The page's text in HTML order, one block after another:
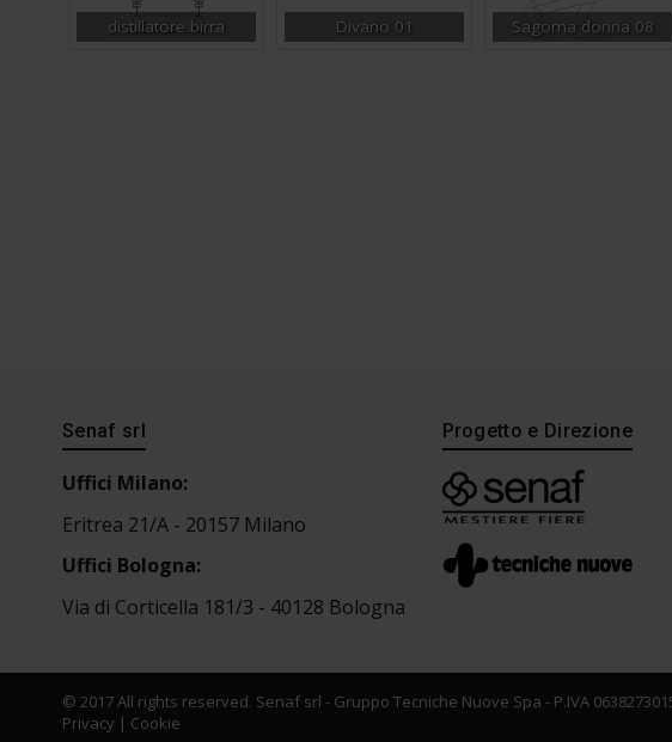
distillatore birra Divano 01 Sagoma donna 08
Senaf srl
Uffici Milano:
Eritrea 21/A - 20157 Milano
Uffici Bologna:
Via di Corticella 181/3 - 40128 Bologna
Progetto e Direzione
© 2017 All rights reserved. Senaf srl - Gruppo Tecniche Nuove Spa - P.IVA
Privacy | Cookie